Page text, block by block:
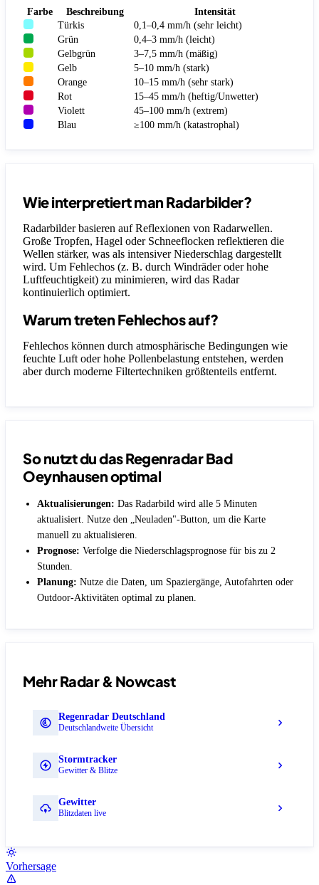
Farbe Beschreibung
Intensität
Türkis
0,1–0,4 mm/h (sehr leicht)
Grün
0,4–3 mm/h (leicht)
Gelbgrün
3–7,5 mm/h (mäßig)
Gelb
5–10 mm/h (stark)
Orange
10–15 mm/h (sehr stark)
Rot
15–45 mm/h (heftig/Unwetter)
Violett
45–100 mm/h (extrem)
Blau
≥100 mm/h (katastrophal)
Wie interpretiert man Radarbilder?
Radarbilder basieren auf Reflexionen von Radarwellen.
Große Tropfen, Hagel oder Schneeflocken reflektieren die
Wellen stärker, was als intensiver Niederschlag dargestellt
wird. Um Fehlechos (z. B. durch Windräder oder hohe
Luftfeuchtigkeit) zu minimieren, wird das Radar
kontinuierlich optimiert.
Warum treten Fehlechos auf?
Fehlechos können durch atmosphärische Bedingungen wie
feuchte Luft oder hohe Pollenbelastung entstehen, werden
aber durch moderne Filtertechniken größtenteils entfernt.
So nutzt du das Regenradar Bad
Oeynhausen optimal
Aktualisierungen: Das Radarbild wird alle 5 Minuten
aktualisiert. Nutze den „Neuladen"-Button, um die Karte
manuell zu aktualisieren.
Prognose: Verfolge die Niederschlagsprognose für bis zu 2
Stunden.
Planung: Nutze die Daten, um Spaziergänge, Autofahrten oder
Outdoor-Aktivitäten optimal zu planen.
Mehr Radar & Nowcast
Regenradar Deutschland
Deutschlandweite Übersicht
Stormtracker
Gewitter & Blitze
Gewitter
Blitzdaten live
Vorhersage